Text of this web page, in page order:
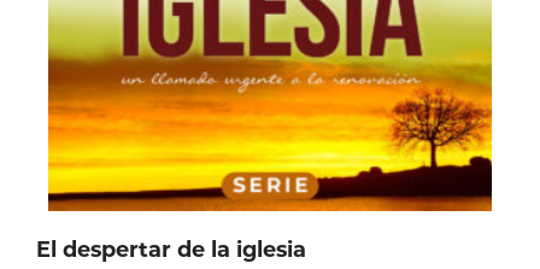
El despertar de la iglesia